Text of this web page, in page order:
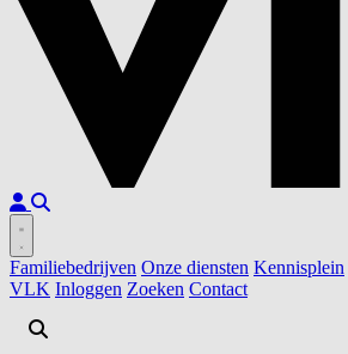
Familiebedrijven Onze diensten Kennisplein
VLK Inloggen Zoeken Contact